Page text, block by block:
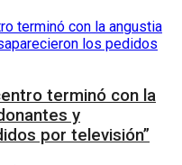
terminó con la
y
por televisión”